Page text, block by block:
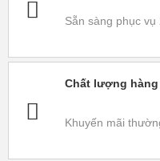
Sẵn sàng phục vụ
Chất lượng
Khuyến mãi